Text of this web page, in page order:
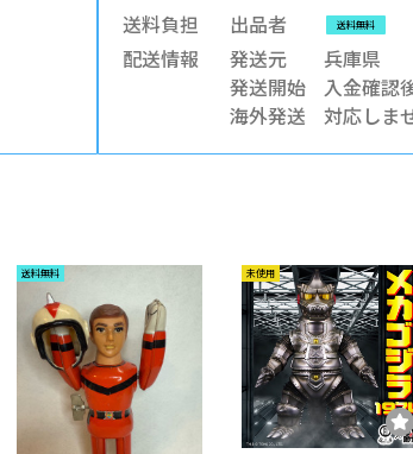
送料負担
出品者 送料無料
配送情報 発送元
兵庫県
発送開始
入金確認
海外発送
対応しま
送料無料 未使用